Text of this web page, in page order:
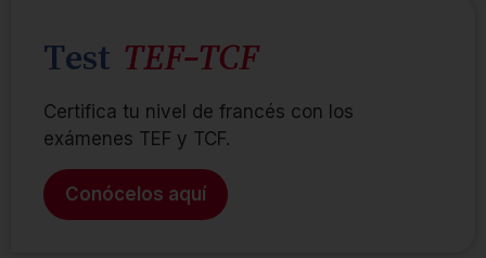
Test TEF-TCF
Certifica tu nivel de francés con los
exámenes TEF y TCF.
Conócelos aquí